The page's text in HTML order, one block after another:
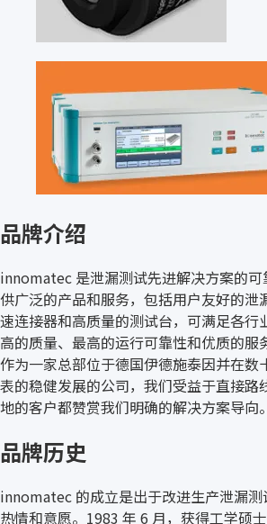
品牌介绍
innomatec 是泄漏测试先进解决方案的
供广泛的产品和服务，包括用户友好的泄
速连接器和高质量的测试台，可满足各行
高的质量、最高的运行可靠性和优质的服
作为一家总部位于德国伊德施泰因并在数
表的稳健发展的公司，我们受益于直接路
地的客户都赞赏我们明确的解决方案导向。
品牌历史
innomatec 的成立是出于改进生产泄漏
热情和意愿。1983 年 6 月，获得工学硕